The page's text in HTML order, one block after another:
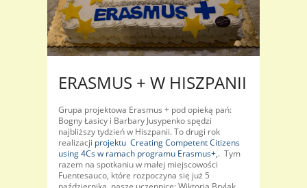
ERASMUS + W HISZPANII
Grupa projektowa Erasmus + pod opieką pań:
Bogny Łasicy i Barbary Jusypenko spędzi
najbliższy tydzień w Hiszpanii. To drugi rok
realizacji projektu Creating Competent Citizens
using 4Cs w ramach programu Erasmus+,. Tym
razem na spotkaniu w małej miejscowości
Fuentesauco, które rozpoczyna się już 5